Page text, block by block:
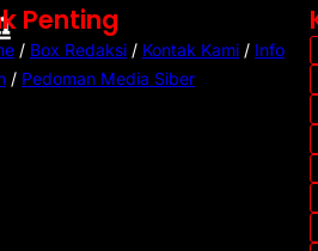
Penting
/ Box Redaksi / Kontak Kami / Info
/ Pedoman Media Siber